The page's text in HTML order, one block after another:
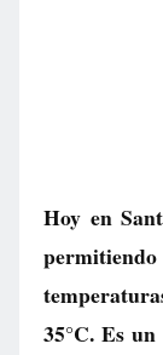
Hoy en
35°C. Es